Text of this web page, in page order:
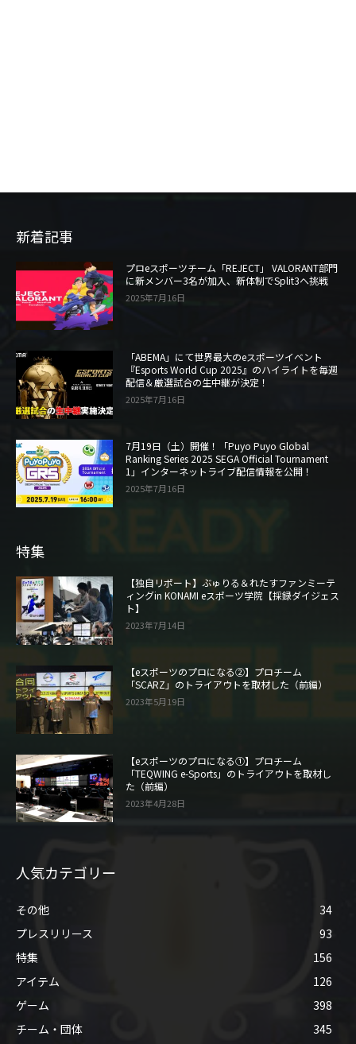
新着記事
プロeスポーツチーム「REJECT」 VALORANT部門
に新メンバー3名が加入、新体制でSplit3へ挑戦
2025年7月16日
「ABEMA」にて世界最大のeスポーツイベント
『Esports World Cup 2025』のハイライトを毎週
配信＆厳選試合の生中継が決定！
2025年7月16日
7月19日（土）開催！「Puyo Puyo Global
Ranking Series 2025 SEGA Official Tournament
1」インターネットライブ配信情報を公開！
2025年7月16日
特集
【独自リポート】ぶゅりる＆れたすファンミーテ
ィングin KONAMI eスポーツ学院【採録ダイジェス
ト】
2023年7月14日
【eスポーツのプロになる②】プロチーム
「SCARZ」のトライアウトを取材した（前編）
2023年5月19日
【eスポーツのプロになる①】プロチーム
「TEQWING e-Sports」のトライアウトを取材し
た（前編）
2023年4月28日
人気カテゴリー
その他
34
プレスリリース
93
特集
156
アイテム
126
ゲーム
398
チーム・団体
345